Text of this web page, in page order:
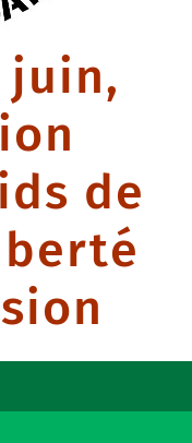
juin,
de